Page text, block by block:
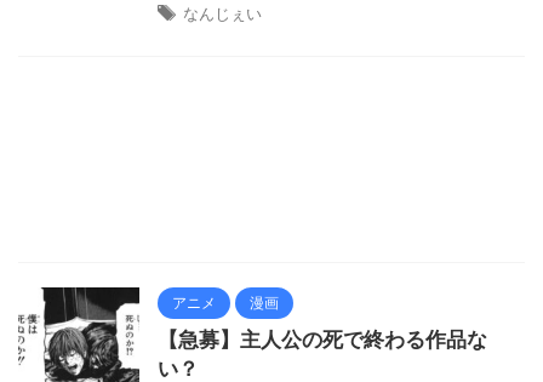
なんじぇい
アニメ 漫画
【急募】主人公の死で終わる作品な
い？